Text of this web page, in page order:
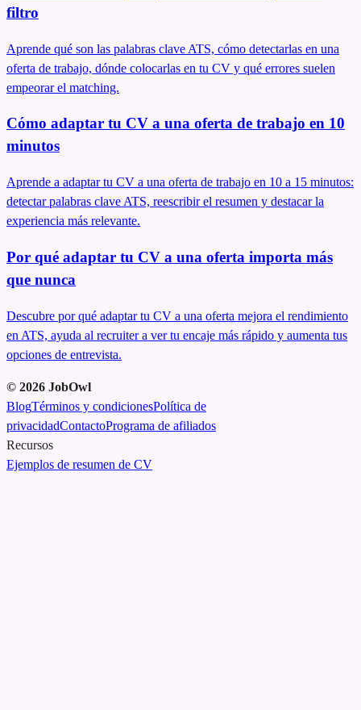
filtro
Aprende qué son las palabras clave ATS, cómo detectarlas en una
oferta de trabajo, dónde colocarlas en tu CV y qué errores suelen
empeorar el matching.
Cómo adaptar tu CV a una oferta de trabajo en 10
minutos
Aprende a adaptar tu CV a una oferta de trabajo en 10 a 15 minutos:
detectar palabras clave ATS, reescribir el resumen y destacar la
experiencia más relevante.
Por qué adaptar tu CV a una oferta importa más
que nunca
Descubre por qué adaptar tu CV a una oferta mejora el rendimiento
en ATS, ayuda al recruiter a ver tu encaje más rápido y aumenta tus
opciones de entrevista.
© 2026 JobOwl
BlogTérminos y condicionesPolítica de
privacidadContactoPrograma de afiliados
Recursos
Ejemplos de resumen de CV